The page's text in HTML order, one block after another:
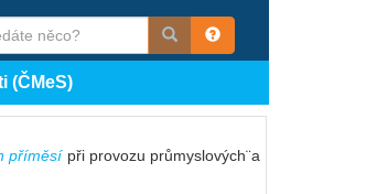
(ČMeS)
příměsípři provozu průmyslových¨a